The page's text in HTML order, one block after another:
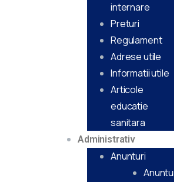
internare
Preturi
Regulament
Adrese utile
Informatii utile
Articole
educatie
sanitara
Administrativ
Anunturi
Anunturi